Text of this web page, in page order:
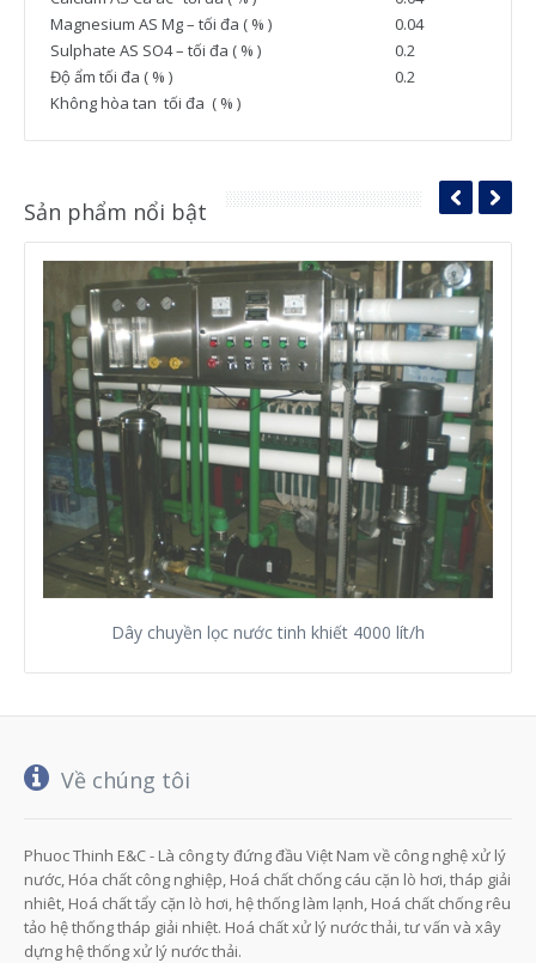
Magnesium AS Mg – tối đa ( % )
0.04
Sulphate AS SO4 – tối đa ( % )
0.2
Độ ẩm tối đa ( % )
0.2
Không hòa tan tối đa ( % )
Sản phẩm nổi bật
Dây chuyền lọc nước tinh khiết 4000 lít/h
Về chúng tôi
Phuoc Thinh E&C - Là công ty đứng đầu Việt Nam về công nghệ xử lý
nước, Hóa chất công nghiệp, Hoá chất chống cáu cặn lò hơi, tháp giải
nhiêt, Hoá chất tẩy cặn lò hơi, hệ thống làm lạnh, Hoá chất chống rêu
tảo hệ thống tháp giải nhiệt. Hoá chất xử lý nước thải, tư vấn và xây
dựng hệ thống xử lý nước thải.